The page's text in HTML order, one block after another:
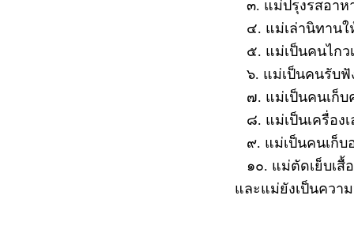
๓. แม่ปรุงรสอา
๔. แม่เล่านิทาน
๕. แม่เป็นคนไกว
๖. แม่เป็นคนรับ
๗. แม่เป็นคนเก็บ
๘. แม่เป็นเครื่อ
๙. แม่เป็นคนเก็
๑๐. แม่ตัดเย็บเสื้
และแม่ยังเป็นควา